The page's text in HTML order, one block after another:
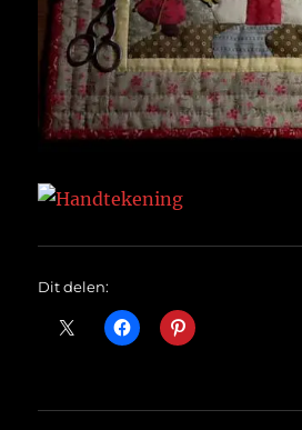
Dit delen: